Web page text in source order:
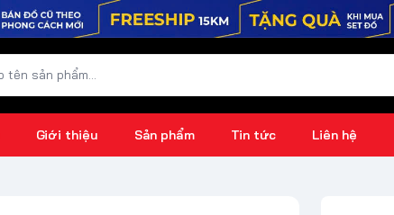
Giới thiệu Sản phẩm Tin tức Liên hệ